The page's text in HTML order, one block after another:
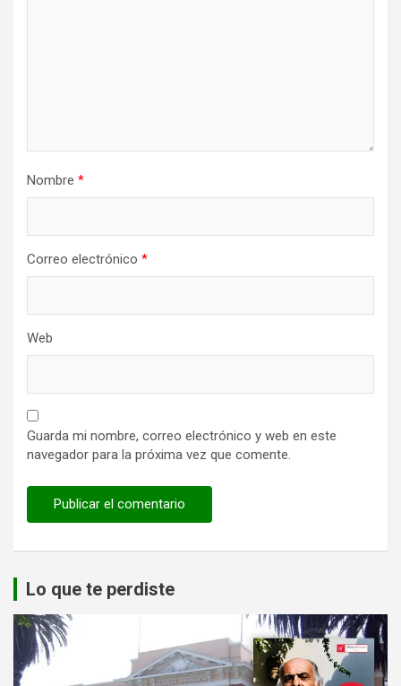
Nombre *
Correo electrónico *
Web
Guarda mi nombre, correo electrónico y web en este
navegador para la próxima vez que comente.
Lo que te perdiste